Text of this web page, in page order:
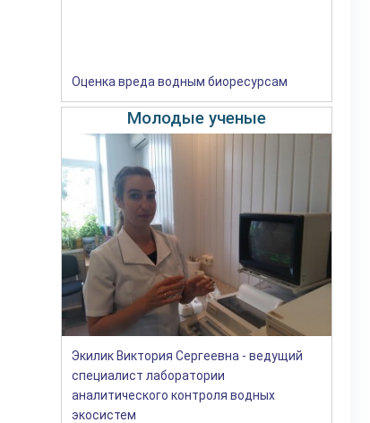
Оценка вреда водным биоресурсам
Молодые ученые
Экилик Виктория Сергеевна - ведущий
специалист лаборатории
аналитического контроля водных
экосистем